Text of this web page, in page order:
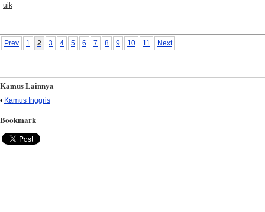
uik
Prev 1 2 3 4 5 6 7 8 9 10 11 Next
Kamus Lainnya
• Kamus Inggris
Bookmark